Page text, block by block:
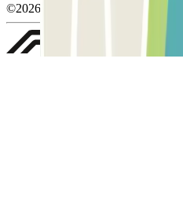
©2026 Parclick. Tous droits réservés